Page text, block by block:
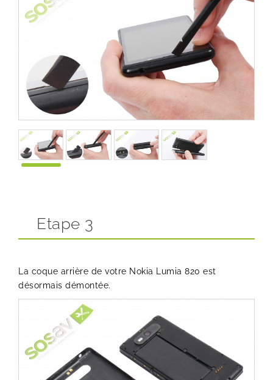
Etape 3
La coque arrière de votre Nokia Lumia 820 est
désormais démontée.